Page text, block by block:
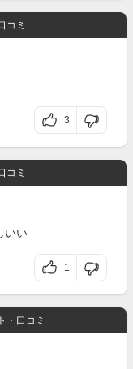
コミ
3
コミ
いい
1
・口コミ